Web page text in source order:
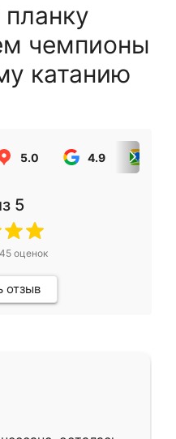
чемпионы
катанию
5.0 4.9
5
оценок
отзыв